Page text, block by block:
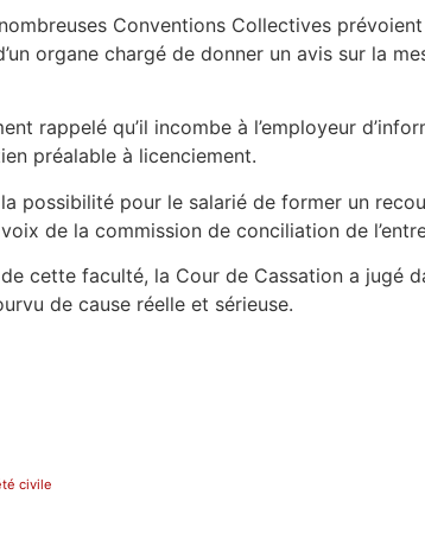
Conventions Collectives
organe chargé de donner un avis sur la
rappelé qu’il incombe à l’employeur
préalable à licenciement.
possibilité pour le salarié de former un
de la commission de conciliation de
cette faculté, la Cour de Cassation a jugé
de cause réelle et sérieuse.
civile